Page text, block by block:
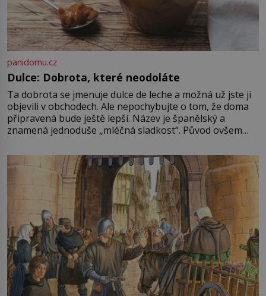
panidomu.cz
Dulce: Dobrota, které neodoláte
Ta dobrota se jmenuje dulce de leche a možná už jste ji
objevili v obchodech. Ale nepochybujte o tom, že doma
připravená bude ještě lepší. Název je španělský a
znamená jednoduše „mléčná sladkost“. Původ ovšem
pře hned několik latinskoamerických zemí a k tomu
Francie, kde se traduje,